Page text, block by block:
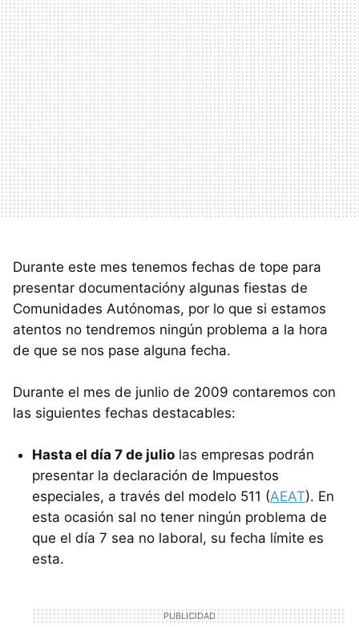
Durante este mes tenemos fechas de tope para
presentar documentacióny algunas fiestas de
Comunidades Autónomas, por lo que si estamos
atentos no tendremos ningún problema a la hora
de que se nos pase alguna fecha.
Durante el mes de junlio de 2009 contaremos con
las siguientes fechas destacables:
Hasta el día 7 de julio las empresas podrán
presentar la declaración de Impuestos
especiales, a través del modelo 511 (AEAT). En
esta ocasión sal no tener ningún problema de
que el día 7 sea no laboral, su fecha límite es
esta.